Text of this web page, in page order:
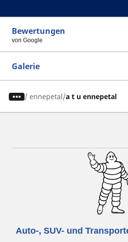
Bewertungen
von Google
Galerie
/ ennepetal a t u ennepetal
Auto-, SUV- und